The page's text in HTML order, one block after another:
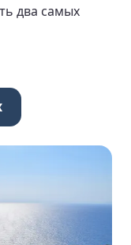
два самых